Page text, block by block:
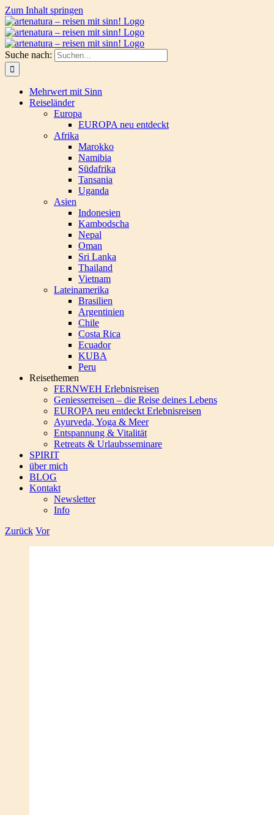
Zum Inhalt springen
Suche nach:
Mehrwert mit Sinn
Reiseländer
Europa
EUROPA neu entdeckt
Afrika
Marokko
Namibia
Südafrika
Tansania
Uganda
Asien
Indonesien
Kambodscha
Nepal
Oman
Sri Lanka
Thailand
Vietnam
Lateinamerika
Brasilien
Argentinien
Chile
Costa Rica
Ecuador
KUBA
Peru
Reisethemen
FERNWEH Erlebnisreisen
Geniesserreisen – die Reise deines Lebens
EUROPA neu entdeckt Erlebnisreisen
Ayurveda, Yoga & Meer
Entspannung & Vitalität
Retreats & Urlaubsseminare
SPIRIT
über mich
BLOG
Kontakt
Newsletter
Info
Zurück Vor